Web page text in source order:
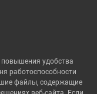
удобства
работоспособности
файлы, содержащие